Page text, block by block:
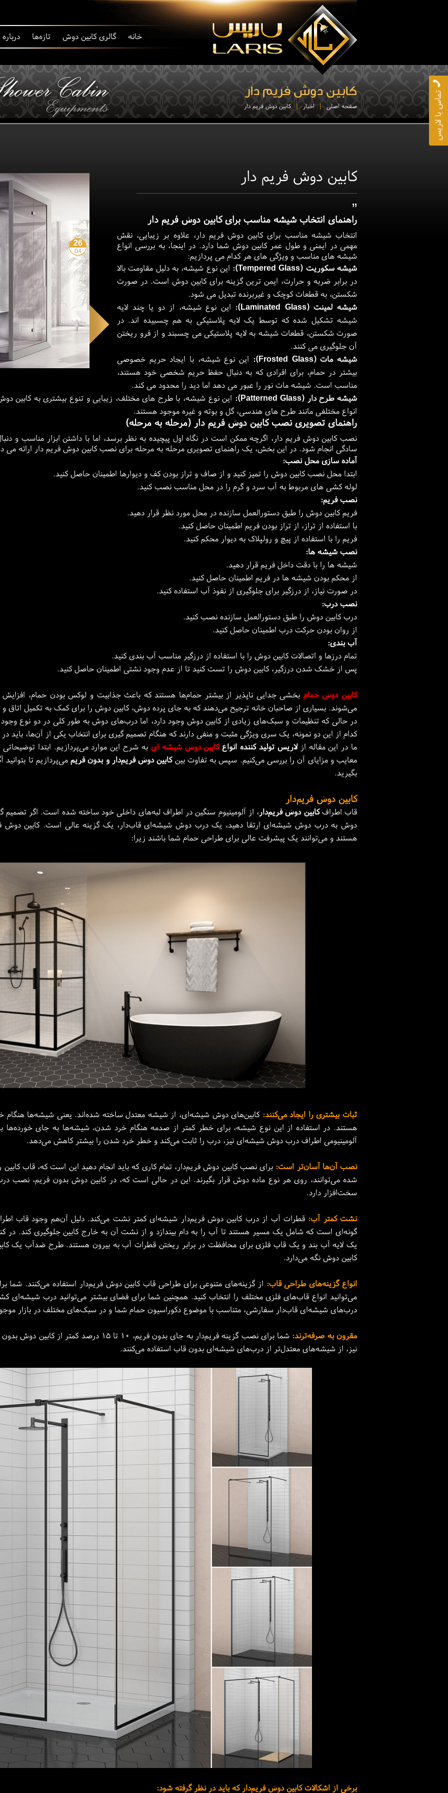
خانه گالری کابین دوش تازه‌ها
کابین دوش فریم دار
صفحه اصلی اخبار کابین دوش فریم دار
26
04
کابین دوش فریم دار
”
راهنمای انتخاب شیشه مناسب برای کابین دوش فریم دار
انتخاب شیشه مناسب برای کابین دوش فریم دار، علاوه بر زیبایی، نقش
مهمی در ایمنی و طول عمر کابین دوش شما دارد. در اینجا، به بررسی انواع
شیشه های مناسب و ویژگی های هر کدام می پردازیم:
شیشه سکوریت (Tempered Glass):
این نوع شیشه، به دلیل مقاومت بالا
در برابر ضربه و حرارت، ایمن ترین گزینه برای کابین دوش است. در صورت
شکستن، به قطعات کوچک و غیربرنده تبدیل می شود.
شیشه لمینت (Laminated Glass):
این نوع شیشه، از دو یا چند لایه
شیشه تشکیل شده که توسط یک لایه پلاستیکی به هم چسبیده اند. در
صورت شکستن، قطعات شیشه به لایه پلاستیکی می چسبند و از فرو ریختن
آن جلوگیری می کنند.
شیشه مات (Frosted Glass):
این نوع شیشه، با ایجاد حریم خصوصی
بیشتر در حمام، برای افرادی که به دنبال حفظ حریم شخصی خود هستند،
مناسب است. شیشه مات نور را عبور می دهد اما دید را محدود می کند.
شیشه طرح دار (Patterned Glass):
این نوع شیشه، با طرح های مختلف، زیبایی و تنوع بیشتری به
انواع مختلفی مانند طرح های هندسی، گل و بوته و غیره موجود هستند.
راهنمای تصویری نصب کابین دوش فریم دار (مرحله به مرحله)
نصب کابین دوش فریم دار، اگرچه ممکن است در نگاه اول پیچیده به نظر برسد، اما با داشتن ابزار مناسب و
سادگی انجام شود. در این بخش، یک راهنمای تصویری مرحله به مرحله برای نصب کابین دوش فریم دار ارائه می
آماده سازی محل نصب:
ابتدا محل نصب کابین دوش را تمیز کنید و از صاف و تراز بودن کف و دیوارها اطمینان حاصل کنید.
لوله کشی های مربوط به آب سرد و گرم را در محل مناسب نصب کنید.
نصب فریم:
فریم کابین دوش را طبق دستورالعمل سازنده در محل مورد نظر قرار دهید.
با استفاده از تراز، از تراز بودن فریم اطمینان حاصل کنید.
فریم را با استفاده از پیچ و رولپلاک به دیوار محکم کنید.
نصب شیشه ها:
شیشه ها را با دقت داخل فریم قرار دهید.
از محکم بودن شیشه ها در فریم اطمینان حاصل کنید.
در صورت نیاز، از درزگیر برای جلوگیری از نفوذ آب استفاده کنید.
نصب درب:
درب کابین دوش را طبق دستورالعمل سازنده نصب کنید.
از روان بودن حرکت درب اطمینان حاصل کنید.
آب بندی:
تمام درزها و اتصالات کابین دوش را با استفاده از درزگیر مناسب آب بندی کنید.
پس از خشک شدن درزگیر، کابین دوش را تست کنید تا از عدم وجود نشتی اطمینان حاصل کنید.
کابین‌ دوش‌ حمام بخشی جدایی ناپذیر از بیشتر حمام‌ها هستند که باعث جذابیت و لوکس بودن حمام،
می‌شوند. بسیاری از صاحبان خانه ترجیح می‌دهند که به جای پرده دوش، کابین دوش را برای کمک به تکمیل اتاق
در حالی که تنظیمات و سبک‌های زیادی از کابین دوش وجود دارد، اما درب‌های دوش به طور کلی در دو نوع
کدام از این دو نمونه، یک سری ویژگی مثبت و منفی دارند که هنگام تصمیم گیری برای انتخاب یکی از آن‌ها، باید
ما در این مقاله ازلاریس تولید کننده انواعکابین دوش شیشه ای به شرح این موارد می‌پردازیم. ابتدا
معایب و مزایای آن را بررسی می‌کنیم. سپس به تفاوت بینکابین دوش فریم‌دار و بدون فریممی‌پردازیم تا
بگیرید.
کابین دوش فریم‌دار
قاب اطرافکابین دوش فریم‌دار ، از آلومینیوم سنگین در اطراف لبه‌های داخلی خود ساخته شده‌ است. اگر تصمیم
دوش به درب دوش شیشه‌ای ارتقا دهید، یک درب دوش شیشه‌ای قاب‌دار، یک گزینه عالی است. کابین دوش
هستند و می‌توانند یک پیشرفت عالی برای طراحی حمام شما باشند زیرا:
ثبات بیشتری را ایجاد می‌کنند: کابین‌های دوش شیشه‌ای، از شیشه معتدل ساخته شده‌اند. یعنی شیشه‌ها هنگام
هستند. در استفاده از این نوع شیشه، برای خطر کمتر از صدمه هنگام خرد شدن، شیشه‌ها به جای
آلومینیومی اطراف درب دوش شیشه‌ای نیز، درب را ثابت می‌کند و خطر خرد شدن را بیشتر کاهش می‌دهد.
نصب آن‌ها آسان‌تر است: برای نصب کابین دوش فریم‌دار، تمام کاری که باید انجام دهید این است که، قاب
شده می‌توانند، روی هر نوع ماده دوش قرار بگیرند. این در حالی است که، در کابین دوش بدون فریم، نصب
سخت‌افزار دارد.
نشت کمتر آب: قطرات آب از درب‌ کابین دوش فریم‌دار شیشه‌ای کمتر نشت می‌کند. دلیل آن‌هم وجود قاب
گونه‌ای است که شامل یک مسیر هستند تا آب را به دام بیندازد و از نشت آن به خارج کابین جلوگیری کند. در
یک لایه آب بند و یک قاب فلزی برای محافظت در برابر ریختن قطرات آب به بیرون هستند. طرح ضدآب یک
کابین دوش نگه می‌دارد.
انواع گزینه‌های طراحی قاب: از گزینه‌های متنوعی برای طراحی قاب کابین دوش فریم‌دار استفاده می‌کنند. شما
می‌توانید انواع قاب‌های فلزی مختلف را انتخاب کنید. همچنین شما برای فضای بیشتر می‌توانید درب شیشه‌ای
درب‌های شیشه‌ای قاب‌دار سفارشی، متناسب با موضوع دکوراسیون حمام شما و در سبک‌های مختلف در بازار
مقرون به صرفه‌ترند:
شما برای نصب گزینه فریم‌دار به جای بدون فریم، ۱۰
نیز، از شیشه‌های معتدل‌تر از درب‌های شیشه‌ای بدون قاب استفاده می‌کنند.
برخی از اشکالات کابین دوش فریم‌دار که باید در نظر گرفته شود:
تماس با لاریس